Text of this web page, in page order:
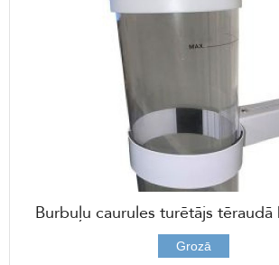
Burbuļu caurules turētājs tēraudā
39,00 €
Grozā